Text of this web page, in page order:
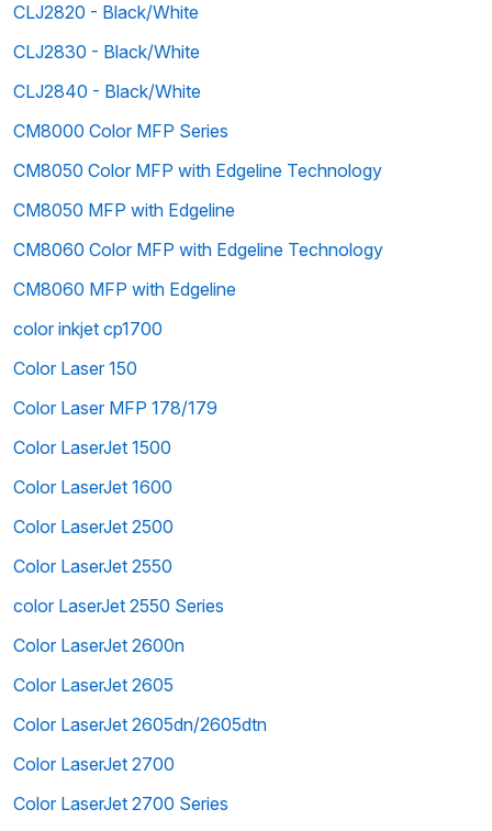
CLJ2820 - Black/White
CLJ2830 - Black/White
CLJ2840 - Black/White
CM8000 Color MFP Series
CM8050 Color MFP with Edgeline Technology
CM8050 MFP with Edgeline
CM8060 Color MFP with Edgeline Technology
CM8060 MFP with Edgeline
color inkjet cp1700
Color Laser 150
Color Laser MFP 178/179
Color LaserJet 1500
Color LaserJet 1600
Color LaserJet 2500
Color LaserJet 2550
color LaserJet 2550 Series
Color LaserJet 2600n
Color LaserJet 2605
Color LaserJet 2605dn/2605dtn
Color LaserJet 2700
Color LaserJet 2700 Series